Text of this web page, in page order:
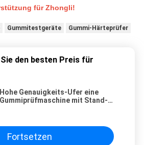
für Zhongli!
Gummitestgeräte Gummi-Härteprüfer
den besten Preis für
Hohe Genauigkeits-Ufer eine
Gummiprüfmaschine mit Stand-
Fortsetzen